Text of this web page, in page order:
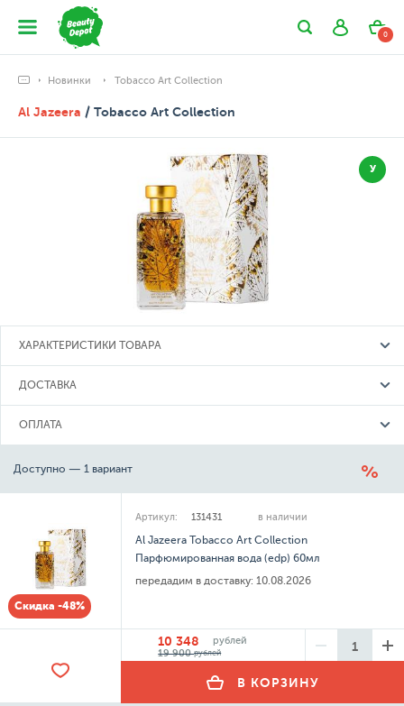
0
Новинки Tobacco Art Collection
Al Jazeera / Tobacco Art Collection
У
ХАРАКТЕРИСТИКИ ТОВАРА
ДОСТАВКА
ОПЛАТА
Доступно — 1 вариант
Скидка -48%
Артикул: 131431 в наличии
Al Jazeera Tobacco Art Collection
Парфюмированная вода (edp) 60мл
передадим в доставку: 10.08.2026
10 348
рублей
19 900рублей
В КОРЗИНУ